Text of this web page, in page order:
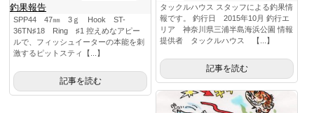
タックルハウス スタッフによる釣果情
報です。 釣行日 2015年10月 釣行エ
リア 神奈川県三浦半島海浜公園 情報
提供者 タックルハウス 【...】
記事を読む
釣果報告
SPP44 47㎜ 3ｇ Hook ST-
36TN♯18 Ring ♯1 控えめなアピー
ルで、フィッシュイーターの本能を刺
激するピットスティ【...】
記事を読む